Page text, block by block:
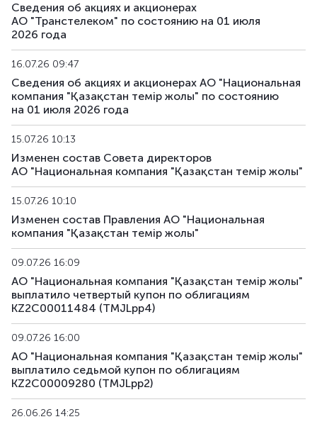
Сведения об акциях и акционерах
АО "Транстелеком" по состоянию на 01 июля
2026 года
16.07.26 09:47
Сведения об акциях и акционерах АО "Национальная
компания "Қазақстан темір жолы" по состоянию
на 01 июля 2026 года
15.07.26 10:13
Изменен состав Совета директоров
АО "Национальная компания "Қазақстан темір жолы"
15.07.26 10:10
Изменен состав Правления АО "Национальная
компания "Қазақстан темір жолы"
09.07.26 16:09
АО "Национальная компания "Қазақстан темір жолы"
выплатило четвертый купон по облигациям
KZ2C00011484 (TMJLpp4)
09.07.26 16:00
АО "Национальная компания "Қазақстан темір жолы"
выплатило седьмой купон по облигациям
KZ2C00009280 (TMJLpp2)
26.06.26 14:25